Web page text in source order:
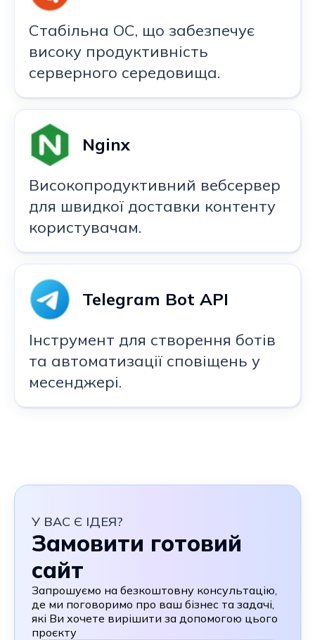
Стабільна ОС, що забезпечує
високу продуктивність
серверного середовища.
Nginx
Високопродуктивний вебсервер
для швидкої доставки контенту
користувачам.
Telegram Bot API
Інструмент для створення ботів
та автоматизації сповіщень у
месенджері.
У ВАС Є ІДЕЯ?
Замовити готовий
сайт
Запрошуємо на безкоштовну консультацію,
де ми поговоримо про ваш бізнес та задачі,
які Ви хочете вирішити за допомогою цього
проєкту